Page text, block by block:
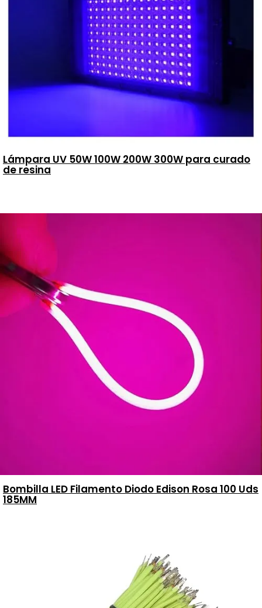
Lámpara UV 50W 100W 200W 300W para curado
de resina
Bombilla LED Filamento Diodo Edison Rosa 100 Uds
185MM